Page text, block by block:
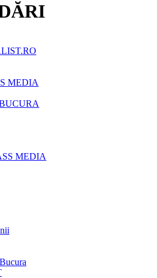
MEDIA
MEDIA